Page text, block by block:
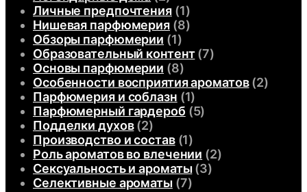
Личные предпочтения(1)
Нишевая парфюмерия(8)
Обзоры парфюмерии (1)
Образовательный контент(7)
Основы парфюмерии (8)
Особенности восприятия ароматов(2)
Парфюмерия и соблазн (1)
Парфюмерный гардероб (5)
Подделки духов(2)
Производство и состав(1)
Роль ароматов во влечении (2)
Сексуальность и ароматы(3)
Селективные ароматы(7)